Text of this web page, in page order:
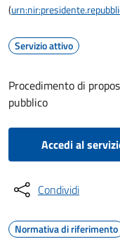
(
Servizio attivo
Procedimento di
pubblico
Accedi al
Condividi
Normativa di riferimento